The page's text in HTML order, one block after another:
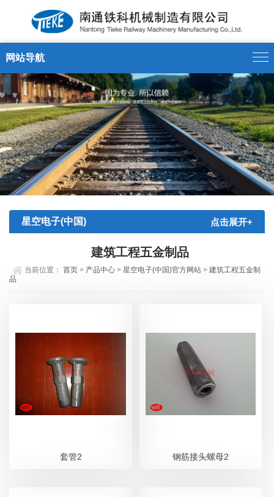
网站导航
星空电子(中国) 点击展开+
建筑工程五金制品
当前位置：首页 > 产品中心 >星空电子(中国)官方网站 >建筑工程五金制
品
套管2 钢筋接头螺母2